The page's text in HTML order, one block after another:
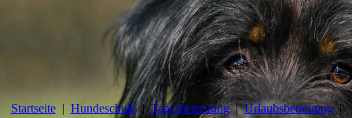
Startseite Hundeschule Tagesbetreuung Urlaubsbetreuung